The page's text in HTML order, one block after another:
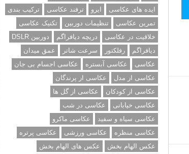
ایده های عکاسی
ایزو ترفند عکاسی
ترکیب بندی
تمرین عکاسی
تنظیمات دوربین
تکنیک عکاسی
خلاقیت در عکاسی
دریچه دیافراگم
دوربین DSLR
دیافراگم
رفلکتور سرعت شاتر
عمق میدان
عکاسی
عکاسی آبستره
عکاسی اجسام بی جان
عکاسی از مدل
عکاسی از پرندگان
عکاسی از کودکان
عکاسی از گل ها
عکاسی خیابانی
عکاسی در شب
عکاسی سیاه و سفید
عکاسی ماکرو
عکاسی منظره
عکاسی ورزشی
عکاسی پرتره
عکس الهام بخش
عکس های الهام بخش